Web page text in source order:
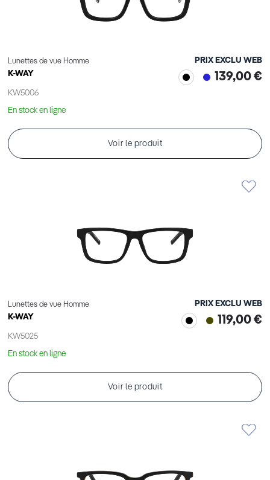
Lunettes de vue Homme
K-WAY
KW5006
PRIX EXCLU WEB
139,00 €
En stock en ligne
Voir le produit
Lunettes de vue Homme
K-WAY
KW5025
PRIX EXCLU WEB
119,00 €
En stock en ligne
Voir le produit